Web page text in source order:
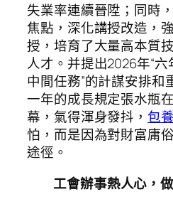
失業率連續晉陞；同時
焦點，深化講授改造，
授，培育了大量高本質
人才。并提出2026年“六
中間任務”的計謀安排和
一年的成長規定張水瓶
幕，氣得渾身發抖，包
怕，而是因為對財富庸
途徑。
工會辦事熱人心，